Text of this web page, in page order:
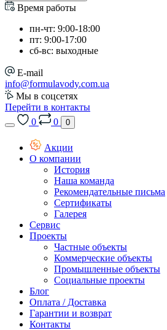
Время работы
пн-чт: 9:00-18:00
пт: 9:00-17:00
сб-вс: выходные
E-mail
info@formulavody.com.ua
Мы в соцсетях
Перейти в контакты
0
0 0
Акции
О компании
История
Наша команда
Рекомендательные письма
Сертификаты
Галерея
Сервис
Проекты
Частные объекты
Коммерческие объекты
Промышленные объекты
Социальные проекты
Блог
Оплата / Доставка
Гарантии и возврат
Контакты